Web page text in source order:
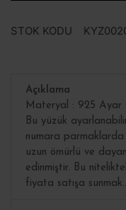
STOK KODU
Açıklama
Materyal : 925 Ayar
Bu yüzük
numara parmaklarda
uzun ömürlü ve
edinmiştir. Bu
fiyata satışa